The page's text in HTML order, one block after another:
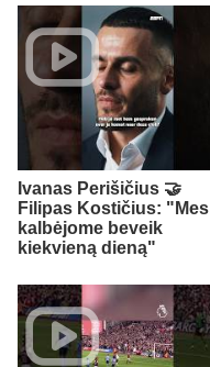
Ivanas Perišičius 🤝
Filipas Kostičius: "Mes
kalbėjome beveik
kiekvieną dieną"